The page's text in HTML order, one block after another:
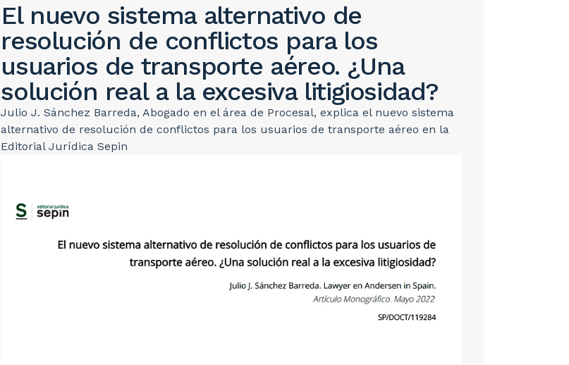
El nuevo sistema alternativo de
resolución de conflictos para los
usuarios de transporte aéreo. ¿Una
solución real a la excesiva litigiosidad?
Julio J. Sánchez Barreda, Abogado en el área de Procesal, explica el nuevo sistema
alternativo de resolución de conflictos para los usuarios de transporte aéreo en la
Editorial Jurídica Sepin